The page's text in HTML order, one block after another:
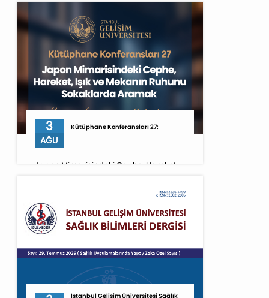
3
AĞU
Kütüphane Konferansları 27:
Japon Mimarisindeki Cephe, Hareket,
Aramak [03.08.2026 saat 20.00-21.00]
İstanbul Gelişim Üniversitesi Sağlık